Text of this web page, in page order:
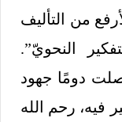
من التأليف
النحويّ”.
دومًا جهود
فيه، رحم الله